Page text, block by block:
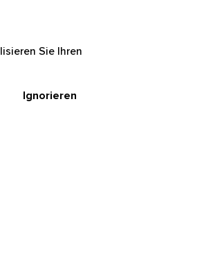
Sie Ihren
Ignorieren